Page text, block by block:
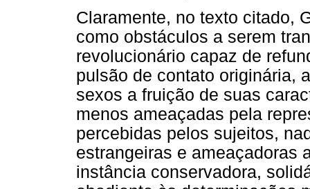
Claramente, no texto citado,
como obstáculos a serem
revolucionário capaz de
pulsão de contato originária,
sexos a fruição de suas
menos ameaçadas pela
percebidas pelos sujeitos,
estrangeiras e ameaçadoras
instância conservadora,